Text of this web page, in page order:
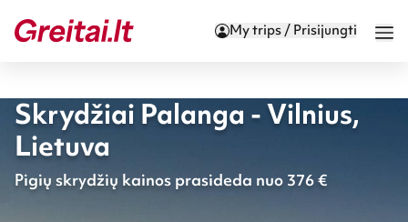
My trips / Prisijungti
Skrydžiai Palanga - Vilnius,
Lietuva
Pigių skrydžių kainos prasideda nuo 376 €